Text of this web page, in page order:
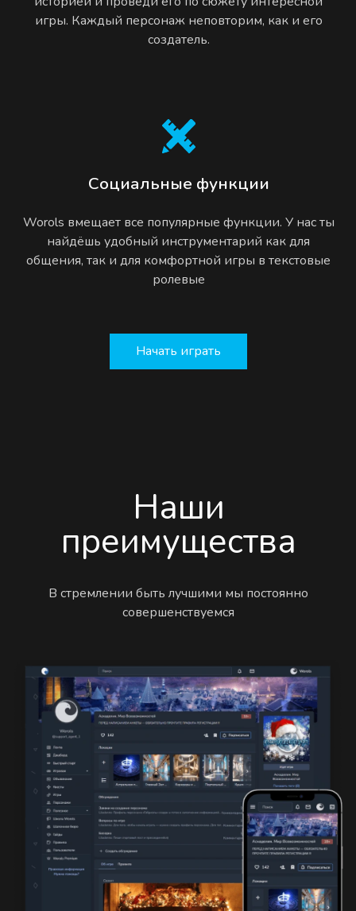
игры. Каждый персонаж неповторим, как и его
создатель.
Социальные функции
Worols вмещает все популярные функции. У нас ты
найдёшь удобный инструментарий как для
общения, так и для комфортной игры в текстовые
ролевые
Начать играть
Наши
преимущества
В стремлении быть лучшими мы постоянно
совершенствуемся